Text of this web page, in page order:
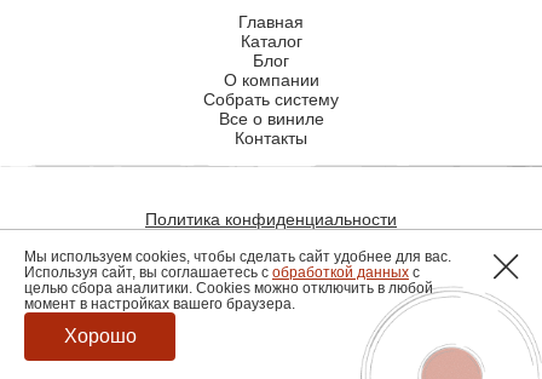
Главная
Каталог
Блог
О компании
Собрать систему
Все о виниле
Контакты
Политика конфиденциальности
Политика использования файлов cookie
© 2026, hiendmusic.ru. все права защищены
Мы используем cookies, чтобы сделать сайт удобнее для вас.
Используя сайт, вы соглашаетесь с обработкой данных с
целью сбора аналитики. Cookies можно отключить в любой
момент в настройках вашего браузера.
Хорошо